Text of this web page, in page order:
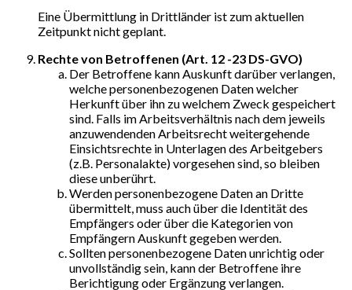
Eine Übermittlung in Drittländer ist zum aktuellen
Zeitpunkt nicht geplant.
Rechte von Betroffenen (Art. 12 -23 DS-GVO)
Der Betroffene kann Auskunft darüber verlangen,
welche personenbezogenen Daten welcher
Herkunft über ihn zu welchem Zweck gespeichert
sind. Falls im Arbeitsverhältnis nach dem jeweils
anzuwendenden Arbeitsrecht weitergehende
Einsichtsrechte in Unterlagen des Arbeitgebers
(z.B. Personalakte) vorgesehen sind, so bleiben
diese unberührt.
Werden personenbezogene Daten an Dritte
übermittelt, muss auch über die Identität des
Empfängers oder über die Kategorien von
Empfängern Auskunft gegeben werden.
Sollten personenbezogene Daten unrichtig oder
unvollständig sein, kann der Betroffene ihre
Berichtigung oder Ergänzung verlangen.